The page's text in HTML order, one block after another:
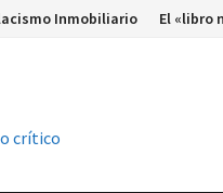
Inmobiliario El «libro
crítico